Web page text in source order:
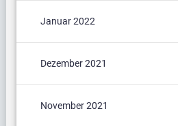
Januar 2022
Dezember 2021
November 2021